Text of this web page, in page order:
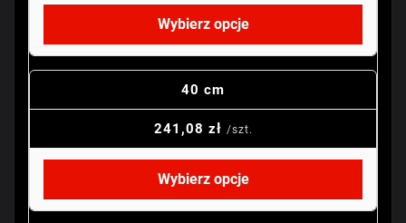
Wybierz opcje
40 cm
241,08 zł /szt.
Wybierz opcje